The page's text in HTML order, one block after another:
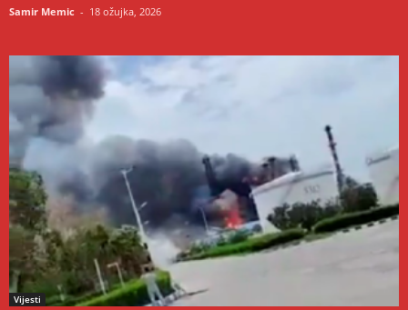
Samir Memic - 18 ožujka, 2026
Vijesti